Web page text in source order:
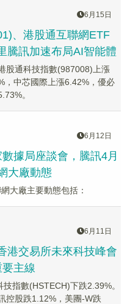
6月15日
、港股通互聯網ETF
騰訊加速布局AI智能體
股通科技指數(987008)上漲
，中芯國際上漲6.42%，優必
。
6月12日
據局座談會，騰訊4月
大廠動態
大廠主要動態包括：
6月11日
港交易所未來科技峰會
主線
指數(HSTECH)下跌2.39%。
控股跌1.12%，美團-W跌